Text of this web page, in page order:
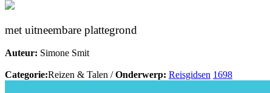
met uitneembare plattegrond
Auteur: Simone Smit
Categorie:Reizen & Talen /Onderwerp: Reisgidsen 1698